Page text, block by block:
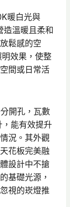
暖白光與
溫暖且柔和
鬆感的空
效果，使整
間或日常活
開孔，瓦數
能有效提升
況。其外觀
花板完美融
設計中不搶
基礎光源，
視的崁燈推